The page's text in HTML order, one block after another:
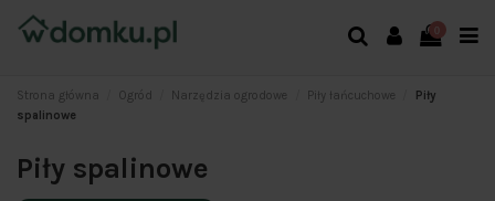
Strona główna Ogród Narzędzia ogrodowe Piły łańcuchowe
Piły
spalinowe
Piły spalinowe